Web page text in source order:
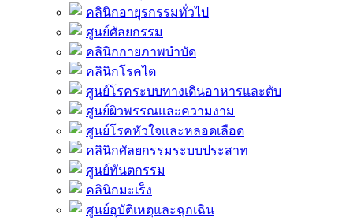
คลินิกอายุรกรรมทั่วไป
ศูนย์ศัลยกรรม
คลินิกกายภาพบำบัด
คลินิกโรคไต
ศูนย์โรคระบบทางเดินอาหารและตับ
ศูนย์ผิวพรรณและความงาม
ศูนย์โรคหัวใจและหลอดเลือด
คลินิกศัลยกรรมระบบประสาท
ศูนย์ทันตกรรม
คลินิกมะเร็ง
ศูนย์อุบัติเหตุและฉุกเฉิน